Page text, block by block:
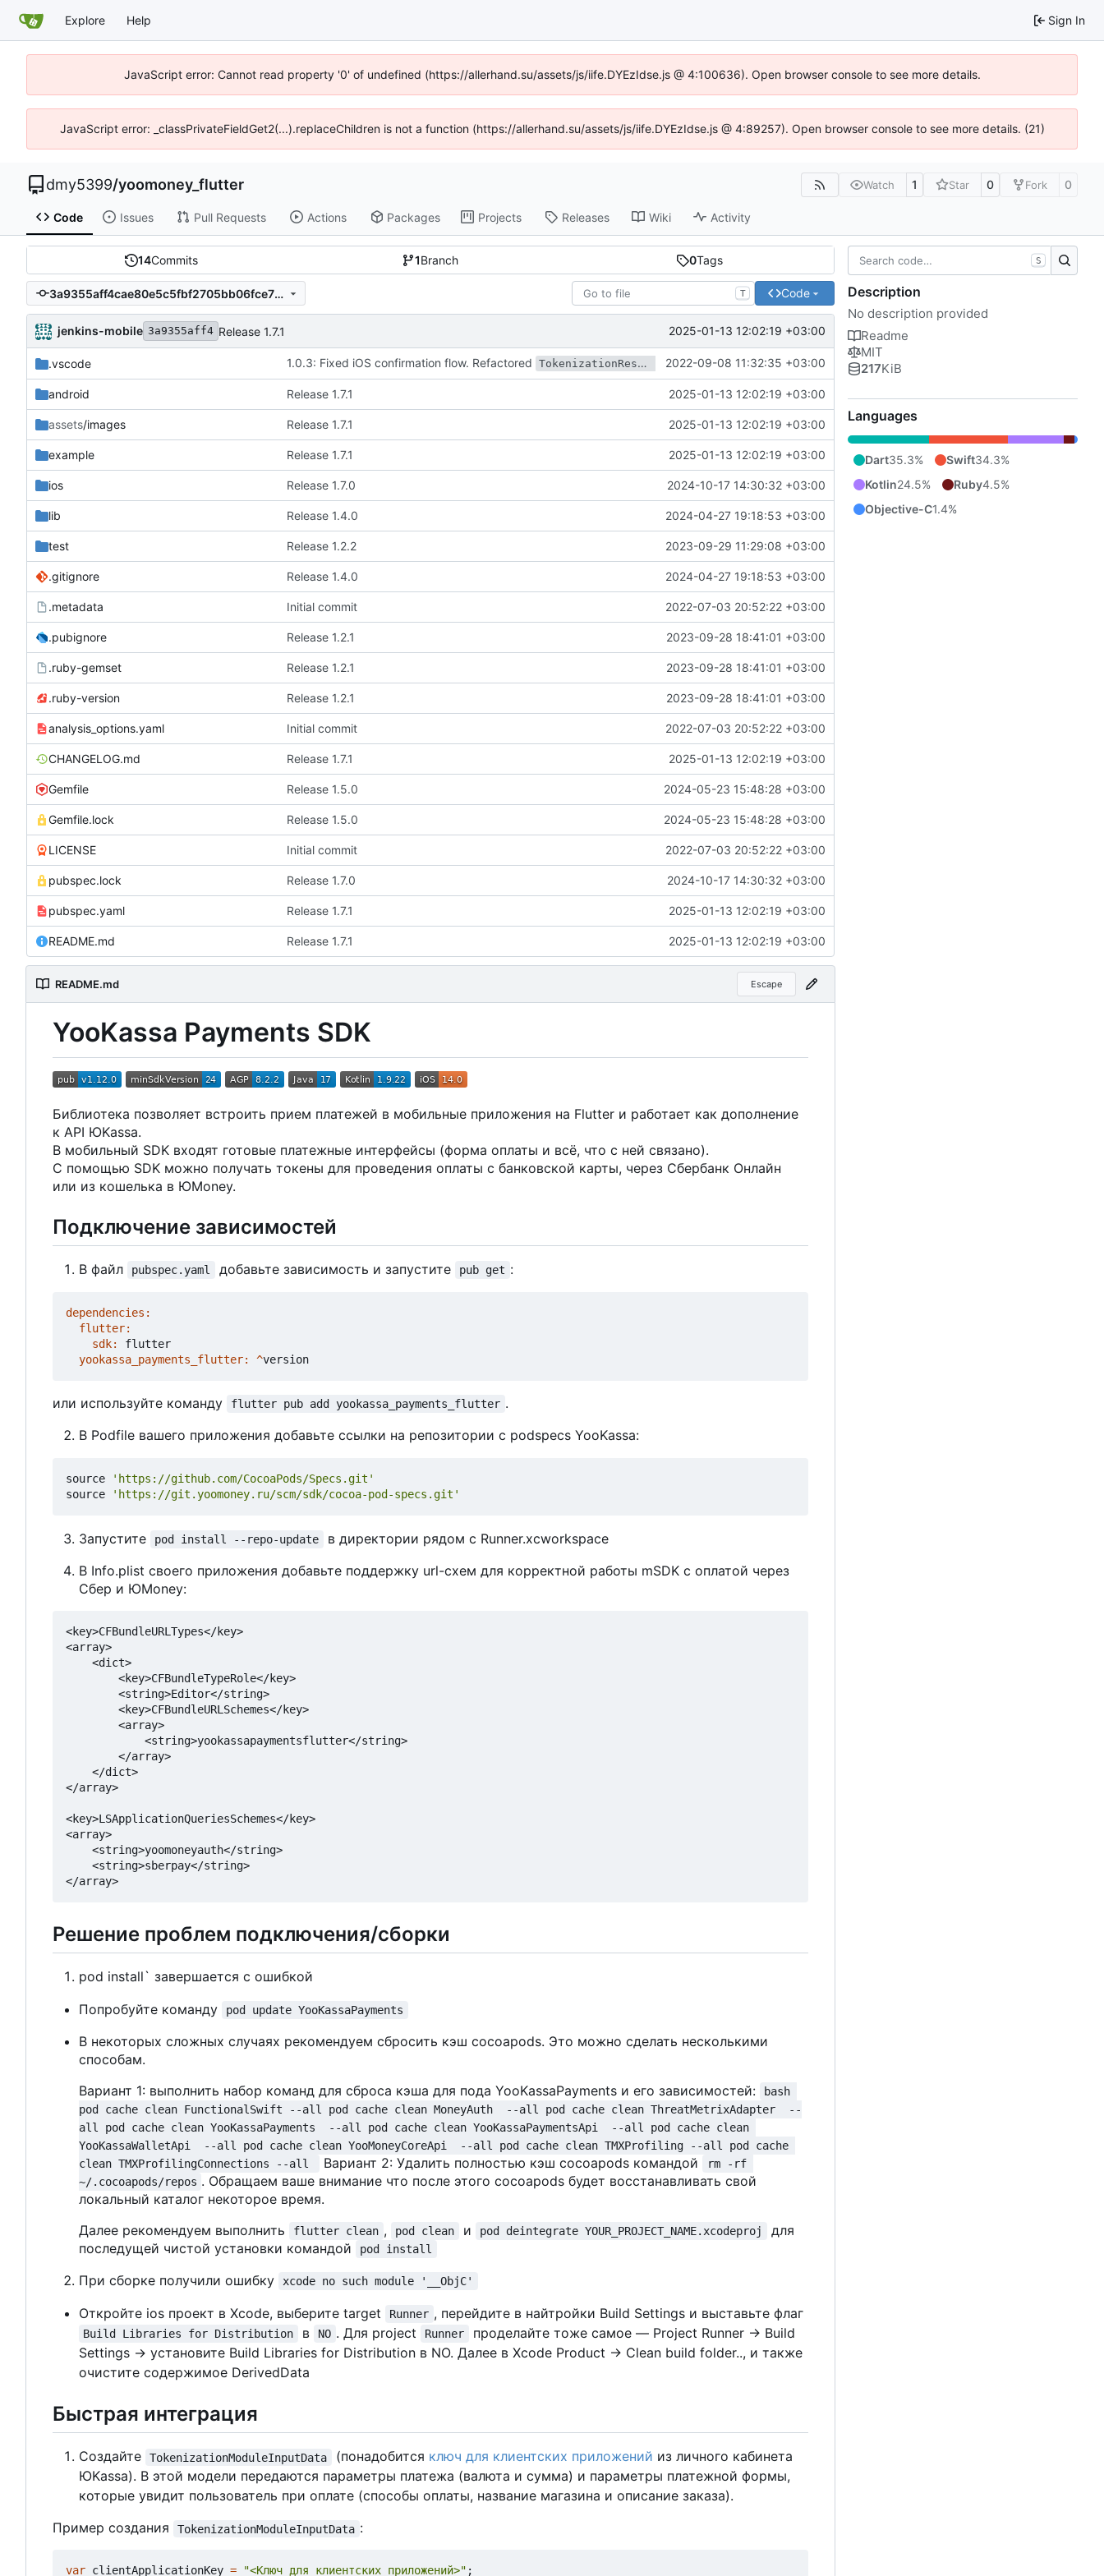
Explore Help Sign In
JavaScript error: Cannot read property '0' of undefined (https://allerhand.su/assets/js/iife.DYEzIdse.js @ 4:100636). Open browser console to see more details.
JavaScript error: _classPrivateFieldGet2(...).replaceChildren is not a function (https://allerhand.su/assets/js/iife.DYEzIdse.js @ 4:89257). Open browser console to see more details. (21)
dmy5399/yoomoney_flutter Watch 1 Star 0 Fork 0
Code Issues Pull Requests Actions Packages Projects Releases Wiki Activity
14Commits 1Branch 0Tags
3a9355aff4cae80e5c5fbf2705bb06fce73247de T Code
jenkins-mobile 3a9355aff4 Release 1.7.1 2025-01-13 12:02:19 +03:00
.vscode 1.0.3: Fixed iOS confirmation flow. Refactored TokenizationResult , now it's have SuccessTokenizationResult, ErrorTokenizationResult and
2022-09-08 11:32:35 +03:00
android Release 1.7.1 2025-01-13 12:02:19 +03:00
assets/images Release 1.7.1 2025-01-13 12:02:19 +03:00
example Release 1.7.1 2025-01-13 12:02:19 +03:00
ios Release 1.7.0 2024-10-17 14:30:32 +03:00
lib Release 1.4.0 2024-04-27 19:18:53 +03:00
test Release 1.2.2 2023-09-29 11:29:08 +03:00
.gitignore Release 1.4.0 2024-04-27 19:18:53 +03:00
.metadata Initial commit 2022-07-03 20:52:22 +03:00
.pubignore Release 1.2.1 2023-09-28 18:41:01 +03:00
.ruby-gemset Release 1.2.1 2023-09-28 18:41:01 +03:00
.ruby-version Release 1.2.1 2023-09-28 18:41:01 +03:00
analysis_options.yaml Initial commit 2022-07-03 20:52:22 +03:00
CHANGELOG.md Release 1.7.1 2025-01-13 12:02:19 +03:00
Gemfile Release 1.5.0 2024-05-23 15:48:28 +03:00
Gemfile.lock Release 1.5.0 2024-05-23 15:48:28 +03:00
LICENSE Initial commit 2022-07-03 20:52:22 +03:00
pubspec.lock Release 1.7.0 2024-10-17 14:30:32 +03:00
pubspec.yaml Release 1.7.1 2025-01-13 12:02:19 +03:00
README.md Release 1.7.1 2025-01-13 12:02:19 +03:00
README.md Escape
YooKassa Payments SDK
Библиотека позволяет встроить прием платежей в мобильные приложения на Flutter и работает как дополнение
к API ЮKassa.
В мобильный SDK входят готовые платежные интерфейсы (форма оплаты и всё, что с ней связано).
С помощью SDK можно получать токены для проведения оплаты с банковской карты, через Сбербанк Онлайн
или из кошелька в ЮMoney.
Подключение зависимостей
В файл pubspec.yaml добавьте зависимость и запустите pub get :
dependencies:
flutter:
sdk:
flutter
yookassa_payments_flutter:
^version
или используйте команду flutter pub add yookassa_payments_flutter .
В Podfile вашего приложения добавьте ссылки на репозитории с podspecs YooKassa:
source
'https://github.com/CocoaPods/Specs.git'
source
'https://git.yoomoney.ru/scm/sdk/cocoa-pod-specs.git'
Запустите pod install --repo-update в директории рядом с Runner.xcworkspace
В Info.plist своего приложения добавьте поддержку url-схем для корректной работы mSDK с оплатой через
Сбер и ЮMoney:
<key>CFBundleURLTypes</key>
<array>
    <dict>
        <key>CFBundleTypeRole</key>
        <string>Editor</string>
        <key>CFBundleURLSchemes</key>
        <array>
            <string>yookassapaymentsflutter</string>
        </array>
    </dict>
</array>
<key>LSApplicationQueriesSchemes</key>
<array>
    <string>yoomoneyauth</string>
    <string>sberpay</string>
Решение проблем подключения/сборки
pod install` завершается с ошибкой
Попробуйте команду
pod update YooKassaPayments
В некоторых сложных случаях рекомендуем сбросить кэш cocoapods. Это можно сделать несколькими
способам.
Вариант 1: выполнить набор команд для сброса кэша для пода YooKassaPayments и его зависимостей:
bash
pod cache clean FunctionalSwift --all pod cache clean MoneyAuth  --all pod cache clean ThreatMetrixAdapter  --
all pod cache clean YooKassaPayments  --all pod cache clean YooKassaPaymentsApi  --all pod cache clean
YooKassaWalletApi  --all pod cache clean YooMoneyCoreApi  --all pod cache clean TMXProfiling --all pod cache
clean TMXProfilingConnections --all
Вариант 2: Удалить полностью кэш cocoapods командой
rm -rf
~/.cocoapods/repos . Обращаем ваше внимание что после этого cocoapods будет восстанавливать свой
локальный каталог некоторое время.
Далее рекомендуем выполнить
flutter clean , pod clean и pod deintegrate YOUR_PROJECT_NAME.xcodeproj
для
последущей чистой установки командой
pod install
При сборке получили ошибку xcode no such module '__ObjC'
Откройте ios проект в Xcode, выберите target Runner , перейдите в найтройки Build Settings и выставьте флаг
Build Libraries for Distribution в NO . Для project Runner
проделайте тоже самое — Project Runner -> Build
Settings -> установите Build Libraries for Distribution в NO. Далее в Xcode Product -> Clean build folder.., и также
очистите содержимое DerivedData
Быстрая интеграция
Создайте TokenizationModuleInputData (понадобится ключ для клиентских приложений из личного кабинета
ЮKassa). В этой модели передаются параметры платежа (валюта и сумма) и параметры платежной формы,
которые увидит пользователь при оплате (способы оплаты, название магазина и описание заказа).
Пример создания
TokenizationModuleInputData :
var clientApplicationKey = "<Ключ для клиентских приложений>" ;
S
Description
No description provided
Readme
MIT
217KiB
Languages
Dart35.3% Swift34.3%
Kotlin24.5% Ruby4.5%
Objective-C1.4%